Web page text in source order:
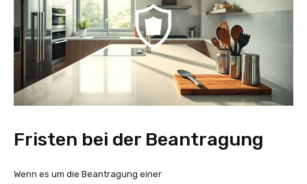
Fristen bei der Beantragung
Wenn es um die Beantragung einer